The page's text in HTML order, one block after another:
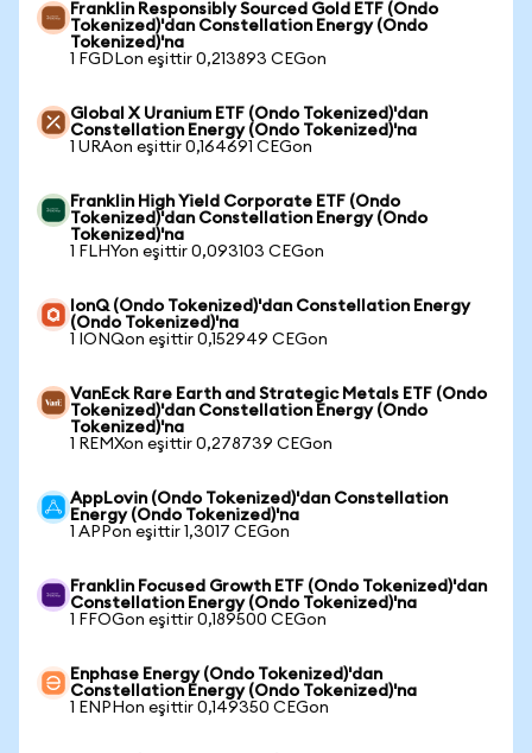
Franklin Responsibly Sourced Gold ETF (Ondo
Tokenized)'dan Constellation Energy (Ondo
Tokenized)'na
1 FGDLon eşittir 0,213893 CEGon
Global X Uranium ETF (Ondo Tokenized)'dan
Constellation Energy (Ondo Tokenized)'na
1 URAon eşittir 0,164691 CEGon
Franklin High Yield Corporate ETF (Ondo
Tokenized)'dan Constellation Energy (Ondo
Tokenized)'na
1 FLHYon eşittir 0,093103 CEGon
IonQ (Ondo Tokenized)'dan Constellation Energy
(Ondo Tokenized)'na
1 IONQon eşittir 0,152949 CEGon
VanEck Rare Earth and Strategic Metals ETF (Ondo
Tokenized)'dan Constellation Energy (Ondo
Tokenized)'na
1 REMXon eşittir 0,278739 CEGon
AppLovin (Ondo Tokenized)'dan Constellation
Energy (Ondo Tokenized)'na
1 APPon eşittir 1,3017 CEGon
Franklin Focused Growth ETF (Ondo Tokenized)'dan
Constellation Energy (Ondo Tokenized)'na
1 FFOGon eşittir 0,189500 CEGon
Enphase Energy (Ondo Tokenized)'dan
Constellation Energy (Ondo Tokenized)'na
1 ENPHon eşittir 0,149350 CEGon